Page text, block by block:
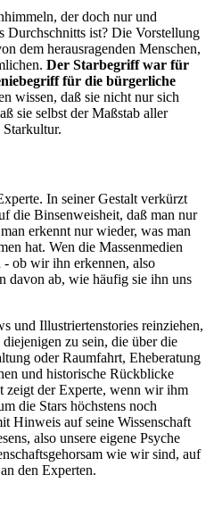
der doch nur und
Durchschnitts ist? Die Vorstellung
dem herausragenden Menschen,
Der Starbegriff war für
für die bürgerliche
wissen, daß sie nicht nur sich
sie selbst der Maßstab aller
In seiner Gestalt verkürzt
die Binsenweisheit, daß man nur
erkennt nur wieder, was man
hat. Wen die Massenmedien
- ob wir ihn erkennen, also
davon ab, wie häufig sie ihn uns
und Illustriertenstories reinziehen,
zu sein, die über die
oder Raumfahrt, Eheberatung
und historische Rückblicke
zeigt der Experte, wenn wir ihm
die Stars höchstens noch
Hinweis auf seine Wissenschaft
also unsere eigene Psyche
wie wir sind, auf
den Experten.